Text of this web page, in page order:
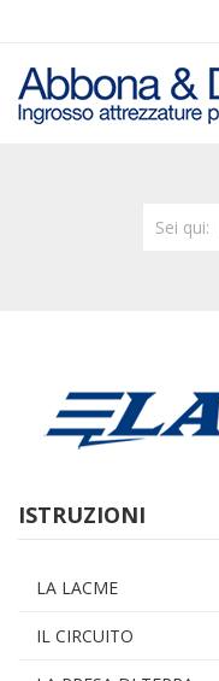
Sei qui:
ISTRUZIONI
LA LACME
IL CIRCUITO